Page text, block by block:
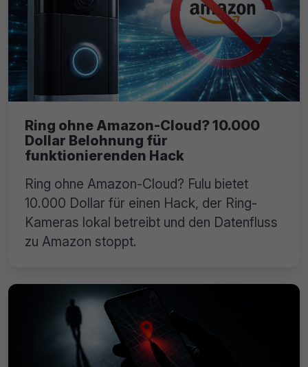
Ring ohne Amazon-Cloud? 10.000
Dollar Belohnung für
funktionierenden Hack
Ring ohne Amazon-Cloud? Fulu bietet
10.000 Dollar für einen Hack, der Ring-
Kameras lokal betreibt und den Datenfluss
zu Amazon stoppt.